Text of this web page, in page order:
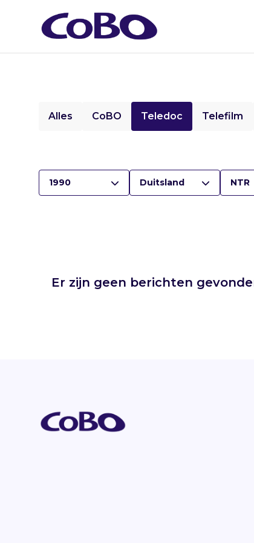
Alles CoBO Teledoc Telefilm
1990 Duitsland NTR
Er zijn geen berichten